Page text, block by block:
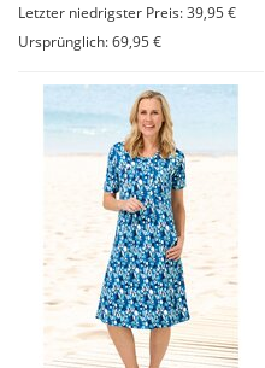
Letzter niedrigster Preis: 39,95 €
Ursprünglich: 69,95 €